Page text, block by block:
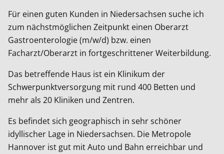
Für einen guten Kunden in Niedersachsen suche ich
zum nächstmöglichen Zeitpunkt einen Oberarzt
Gastroenterologie (m/w/d) bzw. einen
Facharzt/Oberarzt in fortgeschrittener Weiterbildung.
Das betreffende Haus ist ein Klinikum der
Schwerpunktversorgung mit rund 400 Betten und
mehr als 20 Kliniken und Zentren.
Es befindet sich geographisch in sehr schöner
idyllischer Lage in Niedersachsen. Die Metropole
Hannover ist gut mit Auto und Bahn erreichbar und